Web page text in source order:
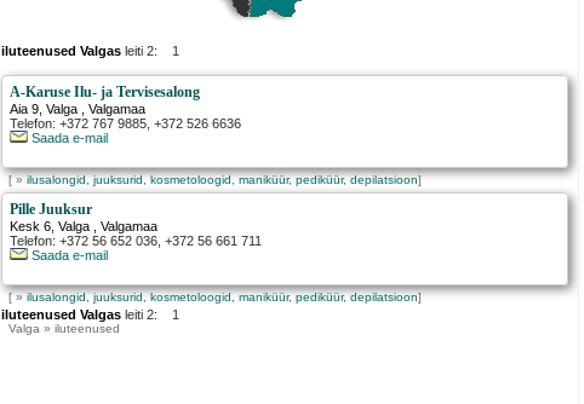
iluteenused Valgas leiti 2: 1
A-Karuse Ilu- ja Tervisesalong
Aia 9 ,Valga , Valgamaa
Telefon: +372 767 9885, +372 526 6636
Saada e-mail
[ »ilusalongid, juuksurid, kosmetoloogid, maniküür, pediküür, depilatsioon]
Pille Juuksur
Kesk 6 ,Valga , Valgamaa
Telefon: +372 56 652 036, +372 56 661 711
Saada e-mail
[ »ilusalongid, juuksurid, kosmetoloogid, maniküür, pediküür, depilatsioon]
iluteenused Valgas leiti 2: 1
Valga » iluteenused